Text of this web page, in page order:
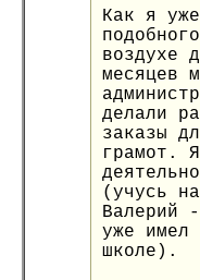
Как я
воздухе
месяцев
делали
заказы
грамот.
(учусь
Валерий
уже имел
школе).